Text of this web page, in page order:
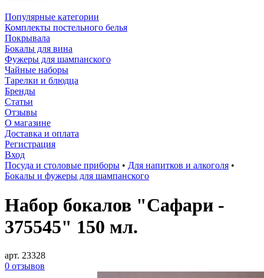
Популярные категории
Комплекты постельного белья
Покрывала
Бокалы для вина
Фужеры для шампанского
Чайные наборы
Тарелки и блюдца
Бренды
Статьи
Отзывы
О магазине
Доставка и оплата
Регистрация
Вход
Посуда и столовые приборы • Для напитков и алкоголя •
Бокалы и фужеры для шампанского
Набор бокалов "Сафари -
375545" 150 мл.
арт. 23328
0 отзывов